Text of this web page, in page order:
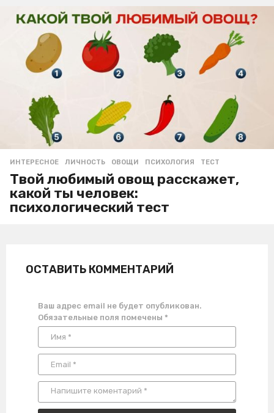
ИНТЕРЕСНОЕ ЛИЧНОСТЬ ,ОВОЩИ ,ПСИХОЛОГИЯ ,ТЕСТ
Твой любимый овощ расскажет,
какой ты человек:
психологический тест
ОСТАВИТЬ КОММЕНТАРИЙ
Ваш адрес email не будет опубликован.
Обязательные поля помечены *